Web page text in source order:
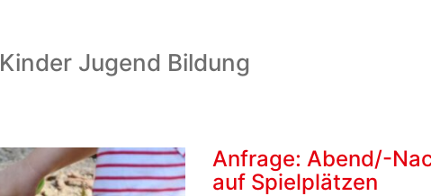
Kinder Jugend Bildung
Anfrage: Abend/-
auf Spielplätzen